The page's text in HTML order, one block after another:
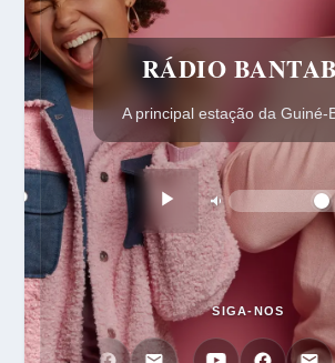
RÁDIO
A principal estação da Guiné-
SIGA-NOS